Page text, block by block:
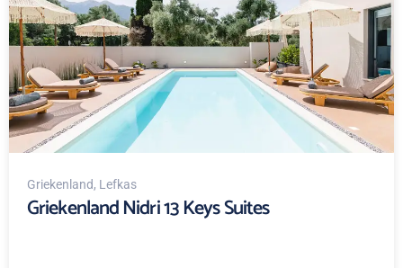
Griekenland, Lefkas
Griekenland Nidri 13 Keys Suites